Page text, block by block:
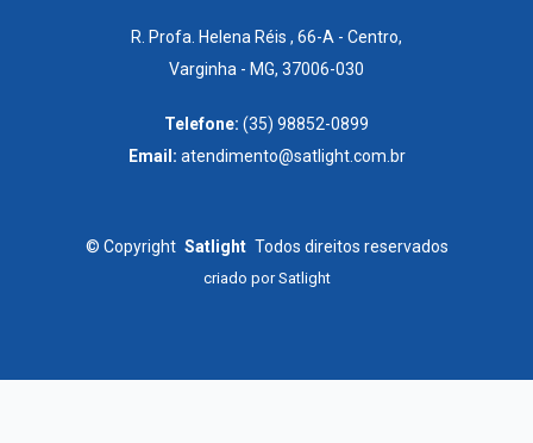
R. Profa. Helena Réis , 66-A - Centro,
Varginha - MG, 37006-030
Telefone: (35) 98852-0899
Email: atendimento@satlight.com.br
© Copyright Satlight Todos direitos reservados
criado porSatlight